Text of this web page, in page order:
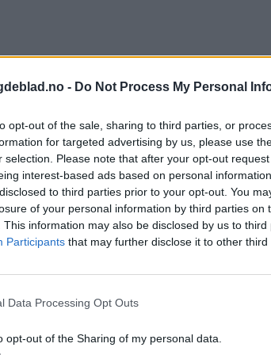
- Do Not Process My Personal
opt-out of the sale, sharing to third parties, or
for targeted advertising by us, please use
selection. Please note that after your opt-out
interest-based ads based on personal
to third parties prior to your opt-out. You
of your personal information by third parties on
This information may also be disclosed by us to
Participants that may further disclose it to other third
Data Processing Opt Outs
opt-out of the Sharing of my personal data.
dei siste månadane. Diskusjonane har også
som kjem inn, undersøkingar, og
for tidleg med omsorgsovertaking, eller at dei har
blei det altså bestemt at eit uavhengig
utgangen av 2018.
skal ha, er dei usamde om.
i saker, der barnevernsleiaren i dag
ansvaret for administrative oppgåver etter
får som mandat:
delegert til barnevernsleiar)
25 åra eg har vore politikar. Dei siste månadane
utan moglegheit til å hjelpe. Når me får så
foreldra deira som er viktigast.